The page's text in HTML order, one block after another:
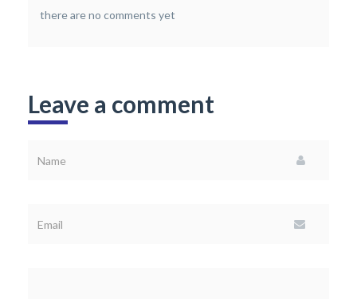
there are no comments yet
Leave a comment